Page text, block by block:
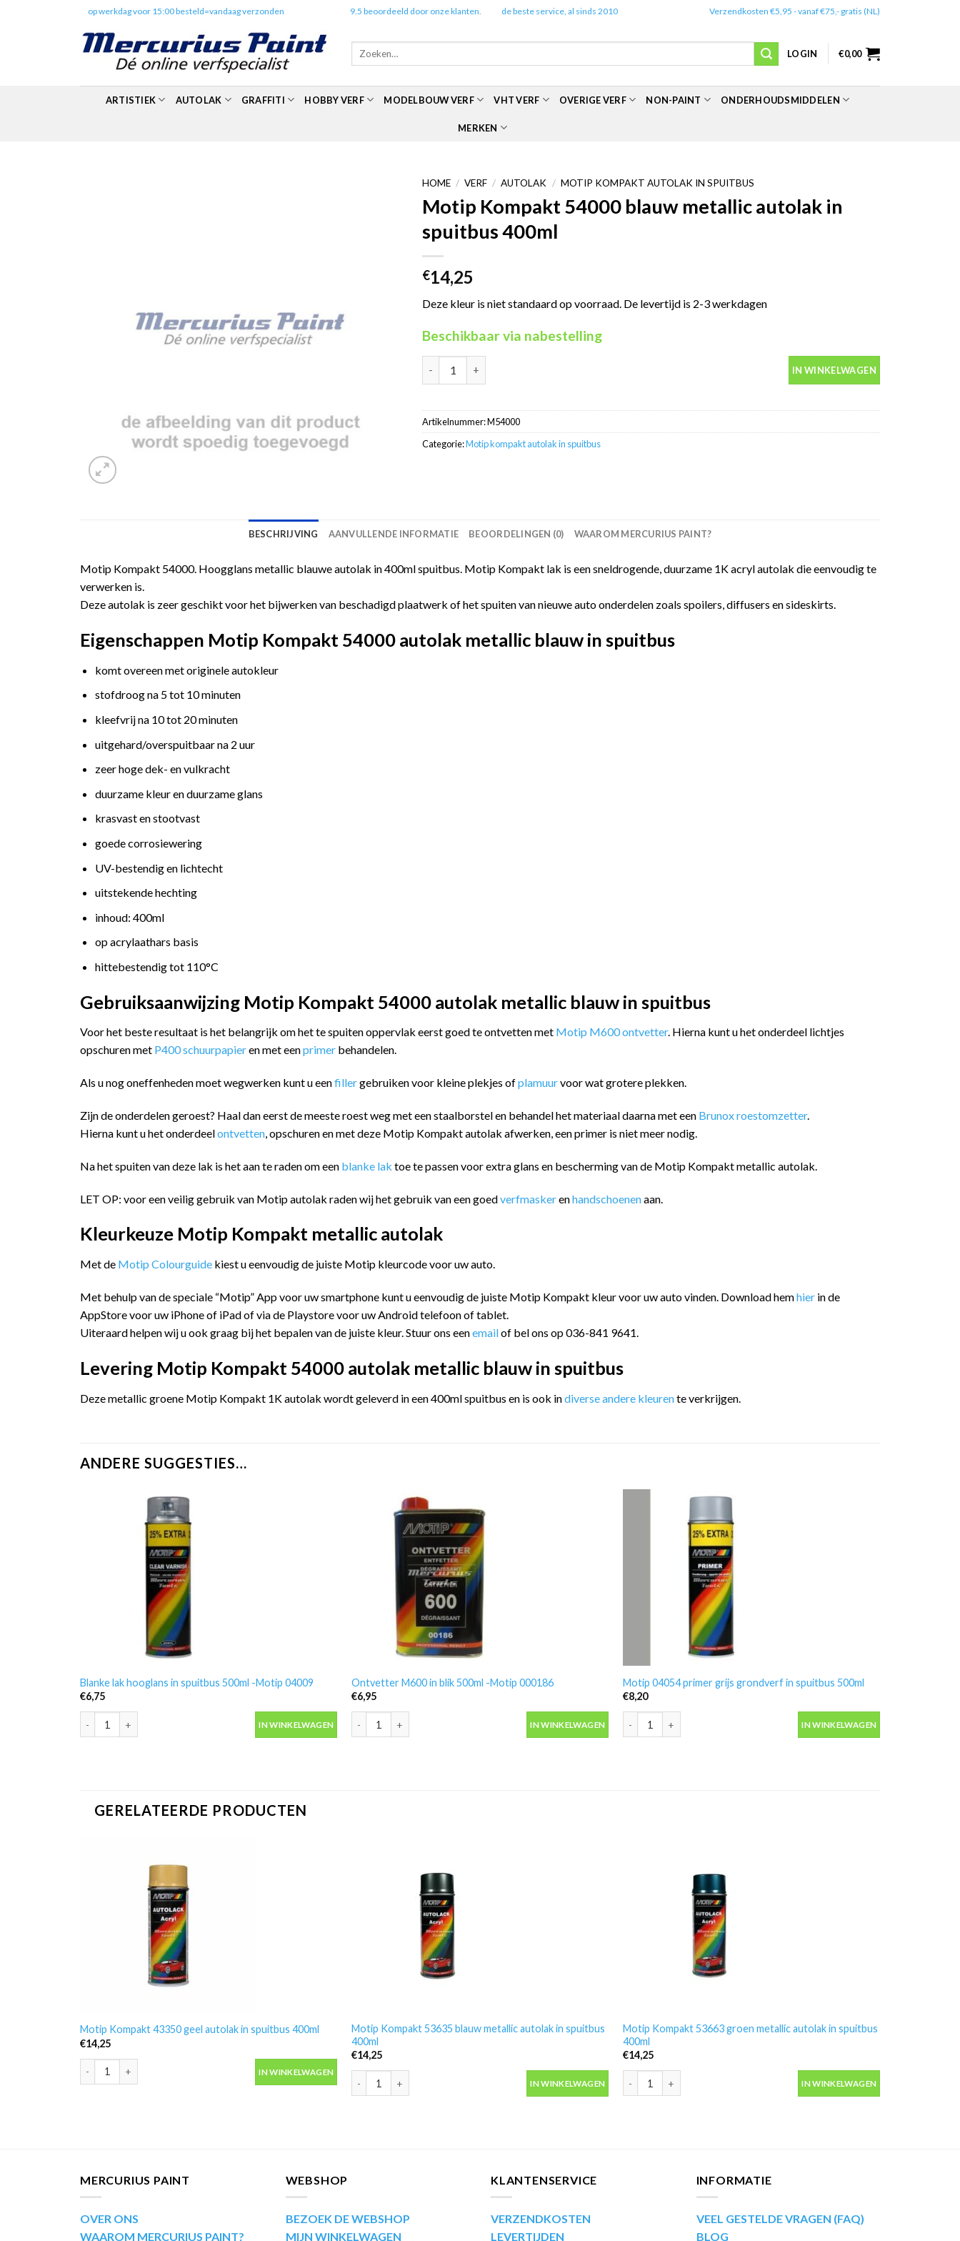
op werkdag voor 15:00 besteld=vandaag verzonden 9.5 beoordeeld door onze klanten. de beste service, al sinds 2010 Verzendkosten €5,95 - vanaf €75,- gratis (NL)
Zoeken
LOGIN €0,00
ARTISTIEK AUTOLAK GRAFFITI HOBBY VERF MODELBOUW VERF VHT VERF OVERIGE VERF NON-PAINT ONDERHOUDSMIDDELEN
MERKEN
HOME / VERF / AUTOLAK / MOTIP KOMPAKT AUTOLAK IN SPUITBUS
Motip Kompakt 54000 blauw metallic autolak in
spuitbus 400ml
€14,25
Deze kleur is niet standaard op voorraad. De levertijd is 2-3 werkdagen
Beschikbaar via nabestelling
IN WINKELWAGEN
Artikelnummer:M54000
Categorie:Motip kompakt autolak in spuitbus
BESCHRIJVING AANVULLENDE INFORMATIE BEOORDELINGEN (0) WAAROM MERCURIUS PAINT?
Motip Kompakt 54000. Hoogglans metallic blauwe autolak in 400ml spuitbus. Motip Kompakt lak is een sneldrogende, duurzame 1K acryl autolak die eenvoudig te
verwerken is.
Deze autolak is zeer geschikt voor het bijwerken van beschadigd plaatwerk of het spuiten van nieuwe auto onderdelen zoals spoilers, diffusers en sideskirts.
Eigenschappen Motip Kompakt 54000 autolak metallic blauw in spuitbus
komt overeen met originele autokleur
stofdroog na 5 tot 10 minuten
kleefvrij na 10 tot 20 minuten
uitgehard/overspuitbaar na 2 uur
zeer hoge dek- en vulkracht
duurzame kleur en duurzame glans
krasvast en stootvast
goede corrosiewering
UV-bestendig en lichtecht
uitstekende hechting
inhoud: 400ml
op acrylaathars basis
hittebestendig tot 110°C
Gebruiksaanwijzing Motip Kompakt 54000 autolak metallic blauw in spuitbus
Voor het beste resultaat is het belangrijk om het te spuiten oppervlak eerst goed te ontvetten met Motip M600 ontvetter. Hierna kunt u het onderdeel lichtjes
opschuren met P400 schuurpapieren met eenprimer behandelen.
Als u nog oneffenheden moet wegwerken kunt u eenfillergebruiken voor kleine plekjes ofplamuurvoor wat grotere plekken.
Zijn de onderdelen geroest? Haal dan eerst de meeste roest weg met een staalborstel en behandel het materiaal daarna met een Brunox roestomzetter.
Hierna kunt u het onderdeelontvetten, opschuren en met deze Motip Kompakt autolak afwerken, een primer is niet meer nodig.
Na het spuiten van deze lak is het aan te raden om een blanke lak toe te passen voor extra glans en bescherming van de Motip Kompakt metallic autolak.
LET OP: voor een veilig gebruik van Motip autolak raden wij het gebruik van een goedverfmaskerenhandschoenenaan.
Kleurkeuze Motip Kompakt metallic autolak
Met de Motip Colourguide kiest u eenvoudig de juiste Motip kleurcode voor uw auto.
Met behulp van de speciale “Motip” App voor uw smartphone kunt u eenvoudig de juiste Motip Kompakt kleur voor uw auto vinden. Download hemhier in de
AppStore voor uw iPhone of iPad of via de Playstore voor uw Android telefoon of tablet.
Uiteraard helpen wij u ook graag bij het bepalen van de juiste kleur. Stuur ons eenemailof bel ons op 036-841 9641.
Levering Motip Kompakt 54000 autolak metallic blauw in spuitbus
Deze metallic groene Motip Kompakt 1K autolak wordt geleverd in een 400ml spuitbus en is ook indiverse andere kleurente verkrijgen.
ANDERE SUGGESTIES…
Blanke lak hooglans in spuitbus 500ml -Motip 04009
€6,75
Blanke lak hooglans in spuitbus 500ml -Motip 04009 aantal
IN WINKELWAGEN
Ontvetter M600 in blik 500ml -Motip 000186
€6,95
Ontvetter M600 in blik 500ml -Motip 000186 aantal
IN WINKELWAGEN
Motip 04054 primer grijs grondverf in spuitbus 500ml
€8,20
Motip 04054 primer grijs grondverf in spuitbus 500ml aantal
IN WINKELWAGEN
GERELATEERDE PRODUCTEN
Motip Kompakt 43350 geel autolak in spuitbus 400ml
€14,25
Motip Kompakt 43350 geel autolak in spuitbus 400ml aantal
IN WINKELWAGEN
Motip Kompakt 53635 blauw metallic autolak in spuitbus
400ml
€14,25
Motip Kompakt 53635 blauw metallic autolak in spuitbus 400ml aantal
IN WINKELWAGEN
Motip Kompakt 53663 groen metallic autolak in spuitbus
400ml
€14,25
Motip Kompakt 53663 groen metallic autolak in spuitbus 400ml aantal
IN WINKELWAGEN
MERCURIUS PAINT
OVER ONS
WAAROM MERCURIUS PAINT?
WEBSHOP
BEZOEK DE WEBSHOP
MIJN WINKELWAGEN
KLANTENSERVICE
VERZENDKOSTEN
LEVERTIJDEN
INFORMATIE
VEEL GESTELDE VRAGEN (FAQ)
BLOG